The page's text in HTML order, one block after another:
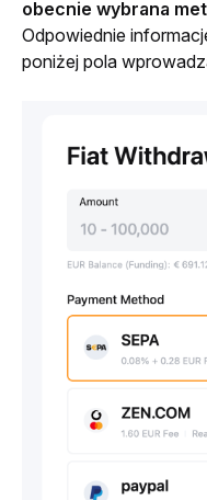
obecnie wybrana
Odpowiednie
poniżej pola